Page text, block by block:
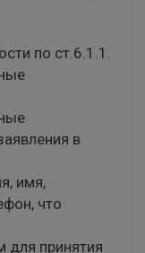
по ст.6.1.1.
в
имя,
что
для принятия